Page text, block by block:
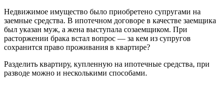
Недвижимое имущество было приобретено супругами на
заемные средства. В ипотечном договоре в качестве заемщика
был указан муж, а жена выступала созаемщиком. При
расторжении брака встал вопрос — за кем из супругов
сохранится право проживания в квартире?
Разделить квартиру, купленную на ипотечные средства, при
разводе можно и несколькими способами.